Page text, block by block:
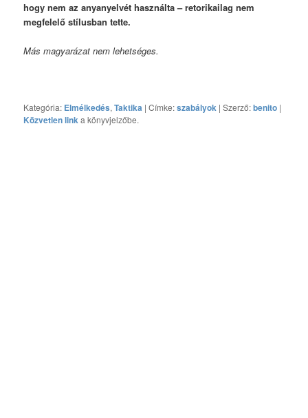
hogy nem az anyanyelvét használta – retorikailag nem
megfelelő stílusban tette.
Más magyarázat nem lehetséges.
Kategória: Elmélkedés,Taktika | Címke:szabályok | Szerző:benito |
Közvetlen linka könyvjelzőbe.